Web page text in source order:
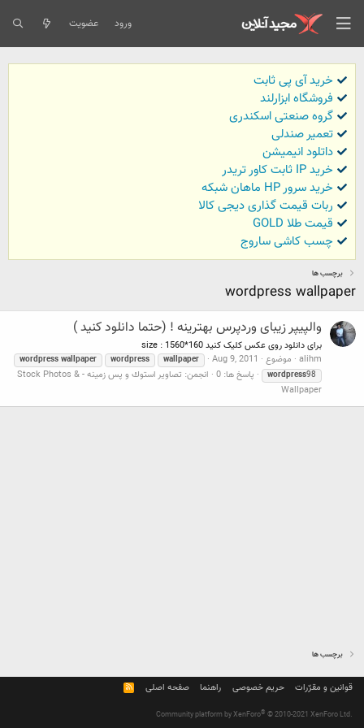
ورود عضویت
خرید آی پی ثابت
فروشگاه ابزارلند
گروه صنعتی اسکندری
تعمیر صندلی
داتلود انیمیشن
خرید IP ثابت کاور تریدر
خرید سرور HP ماهان شبکه
ربات قیمت گذاری دیجی کالا
قیمت طلا GOLD
چسب کاشی ساروج
برچسب ها
wordpress wallpaper
والپیپر زیبای وردپرس بهترینه ! (حتما دانلود کنید )
برای دانلود روی عکس کلیک کنید size : 1560*160
alihm موضوع Aug 9, 2011
wallpaper
wordpress
wordpress wallpaper
wordpress98 پاسخ ها: 0 انجمن:
تصاوير استوك و پس زمينه - Stock Photos &
Wallpaper
برچسب ها
قوانین و مقرّرات حریم خصوصی راهنما صفحه اصلی
R
S
Community platform by XenForo® © 2010-2021 XenForo Ltd.